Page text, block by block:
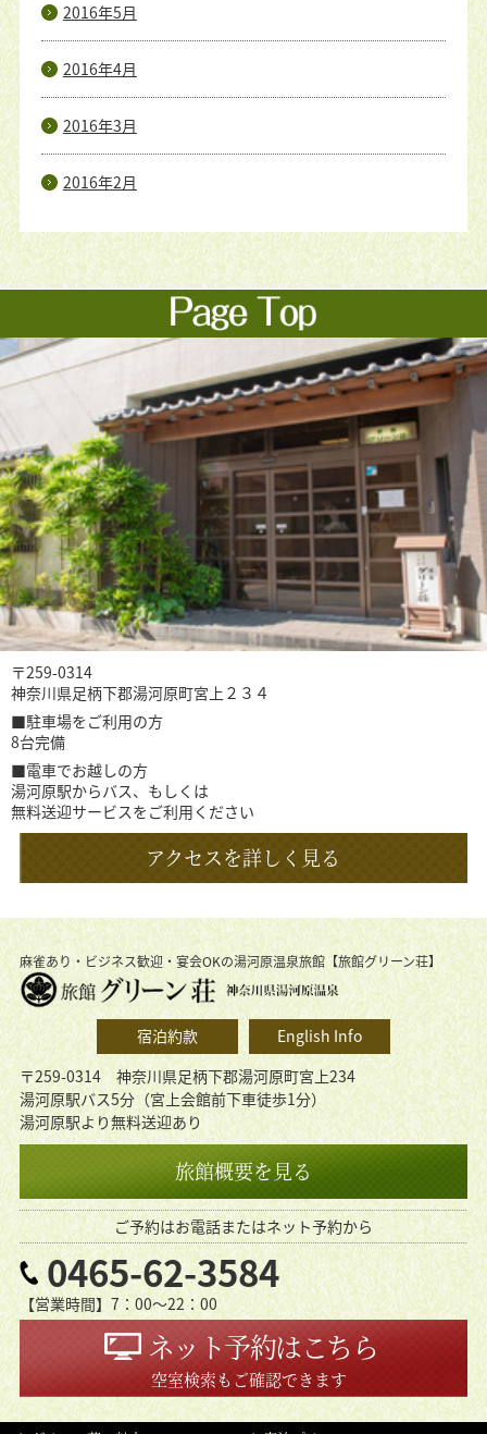
2016年5月
2016年4月
2016年3月
2016年2月
〒259-0314
神奈川県足柄下郡湯河原町宮上２３４
■駐車場をご利用の方
8台完備
■電車でお越しの方
湯河原駅からバス、もしくは
無料送迎サービスをご利用ください
アクセスを詳しく見る
麻雀あり・ビジネス歓迎・宴会OKの湯河原温泉旅館【旅館グリーン荘】
宿泊約款
English Info
〒259-0314 神奈川県足柄下郡湯河原町宮上234
湯河原駅バス5分（宮上会館前下車徒歩1分）
湯河原駅より無料送迎あり
旅館概要を見る
ご予約はお電話またはネット予約から
0465-62-3584
【営業時間】7：00〜22：00
ネット予約はこちら
空室検索もご確認できます